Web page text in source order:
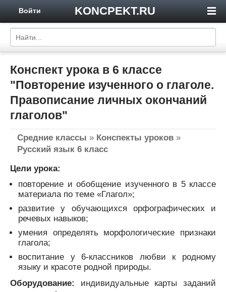
KONCPEKT.RU
Войти
Конспект урока в 6 классе
"Повторение изученного о глаголе.
Правописание личных окончаний
глаголов"
Средние классы » Конспекты уроков »
Русский язык 6 класс
Цели урока:
повторение и обобщение изученного в 5 классе
материала по теме «Глагол»;
развитие у обучающихся орфографических и
речевых навыков;
умения определять морфологические признаки
глагола;
воспитание у 6-классников любви к родному
языку и красоте родной природы.
Оборудование:
индивидуальные карты заданий